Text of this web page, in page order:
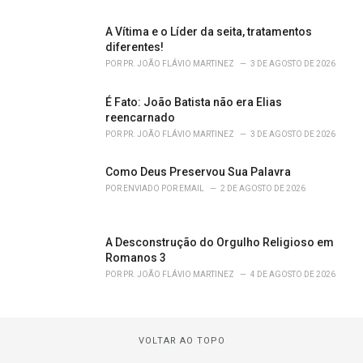
A Vítima e o Líder da seita, tratamentos
diferentes!
POR PR. JOÃO FLÁVIO MARTINEZ 3 DE AGOSTO DE 2026
É Fato: João Batista não era Elias
reencarnado
POR PR. JOÃO FLÁVIO MARTINEZ 3 DE AGOSTO DE 2026
Como Deus Preservou Sua Palavra
POR ENVIADO POR EMAIL 2 DE AGOSTO DE 2026
A Desconstrução do Orgulho Religioso em
Romanos 3
POR PR. JOÃO FLÁVIO MARTINEZ 4 DE AGOSTO DE 2026
VOLTAR AO TOPO